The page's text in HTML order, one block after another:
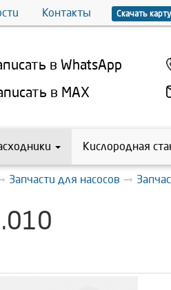
Контакты Скачать
в WhatsApp
в MAX
Кислородная
Запчасти для насосов